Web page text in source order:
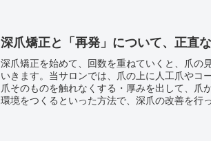
深爪矯正と「再発」について、正直
深爪矯正を始めて、回数を重ねていくと、爪の
いきます。当サロンでは、爪の上に人工爪やコ
爪そのものを触れなくする・厚みを出して、爪
環境をつくるといった方法で、深爪の改善を行